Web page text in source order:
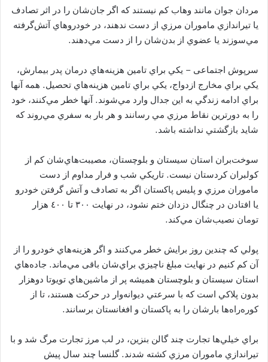
مردان جوان مانند وهاب كم نيستند كه اگر جان‌شان را در اثر تصادف
يا تيراندازي ماموران مرزي از دست ندهند، در خودروهاي آتش‌گرفته
مي‌سوزند يا عضوي از بدن‌شان را از دست مي‌دهند.
سرپوش اجتماعی – يكي براي تامين هزينه‌هاي درمان پدر بيمارش،
يكي براي مخارج ازدواج، يكي براي تامين هزينه‌هاي تحصيل. همه آنها
براي ادامه زندگي به اين جدال وارد مي‌شوند. آنها خطر مي‌كنند، خود
را به دورترين نقاط مرزي مي ‌رسانند و هر بار به سفري مي‌روند كه
شايد بازگشتي نداشته باشد.
سوخت‌بران استان سيستان و بلوچستان، مصيبت‌هاي‌شان كم از
كولبران كردستان نيست. تاريكي شب و فرار مداوم از دست
ماموران مرزي و پليس پاكستان اگر به تصادف و آتش گرفتن خودرو
يا افتادن در چنگال دزدان ختم نشود، در نهايت ٣٠٠ تا ٤٠٠ هزار
تومان نصيب‌شان مي‌كند.
پولي كه چندين روز برايش خطر مي‌كنند و اگر هزينه‌هاي خودرو را از
آن كم كنيم در نهايت مبلغ ناچيزي براي‌شان باقی مي‌ماند. جاده‌هاي
استان سيستان ‌و بلوچستان هميشه پر از ماشين‌هاي تويوتا دوهزار
بدون پلاكي است كه با سرعتي ديوانه‌وار در حركت هستند، تا از
كوره‌راه‌ها بارشان را به پاكستان و افغانستان برسانند.
براي خيلي‌ها تجارت چند گالن بنزين، در لب مرز تجارت مرگ شد و با
تيراندازي ماموران مرزي كشته شدند. گلنسا چند سال پيش